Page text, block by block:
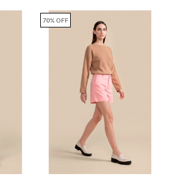
70% OFF